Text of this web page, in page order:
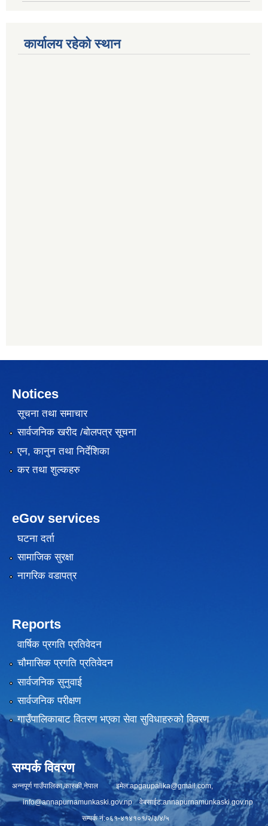
कार्यालय रहेको स्थान
Notices
सूचना तथा समाचार
सार्वजनिक खरीद /बोलपत्र सूचना
एन, कानुन तथा निर्देशिका
कर तथा शुल्कहरु
eGov services
घटना दर्ता
सामाजिक सुरक्षा
नागरिक वडापत्र
Reports
वार्षिक प्रगति प्रतिवेदन
चौमासिक प्रगति प्रतिवेदन
सार्वजनिक सुनुवाई
सार्वजनिक परीक्षण
गाउँपालिकाबाट वितरण भएका सेवा सुविधाहरुको विवरण
सम्पर्क विवरण
अन्नपूर्ण गाउँपालिका,कास्की,नेपाल इमेल:apgaupalika@gmail.com,
info@annapurnamunkaski.gov.npवेबसाईट:annapurnamunkaski.gov.np
सम्पर्क नं:०६१-४१४१०१/२/३/४/५